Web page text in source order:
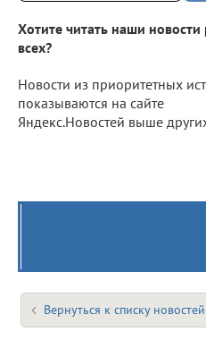
Хотите читать наши
всех?
Новости из приоритетных
показываются на сайте
Яндекс.Новостей выше
Вернуться к списку новостей